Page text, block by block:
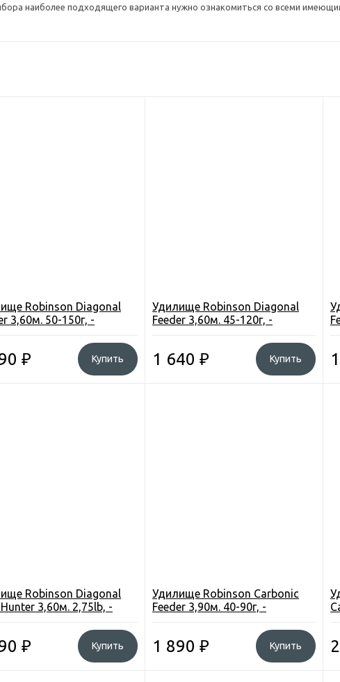
наиболее подходящего варианта нужно ознакомиться со всеми
Robinson Diagonal
3,60м. 50-150г, -
₽ Купить
Удилище Robinson Diagonal
Feeder 3,60м. 45-120г, -
1 640 ₽ Купить
Robinson Diagonal
3,60м. 2,75lb, -
₽ Купить
Удилище Robinson Carbonic
Feeder 3,90м. 40-90г, -
1 890 ₽ Купить